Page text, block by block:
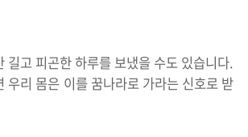
길고 피곤한 하루를 보냈을 수도 있습니다.
우리 몸은 이를 꿈나라로 가라는 신호로 받